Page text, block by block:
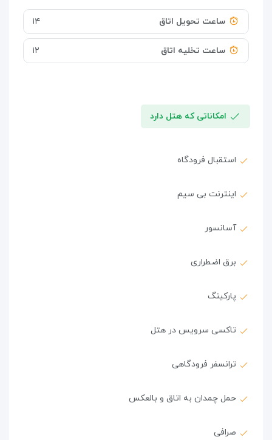
ساعت تحویل اتاق ۱۴
ساعت تخلیه اتاق ۱۲
امکاناتی که هتل دارد
استقبال فرودگاه
اینترنت بی سیم
آسانسور
برق اضطراری
پارکینگ
تاکسی سرویس در هتل
ترانسفر فرودگاهی
حمل چمدان به اتاق و بالعکس
صرافی